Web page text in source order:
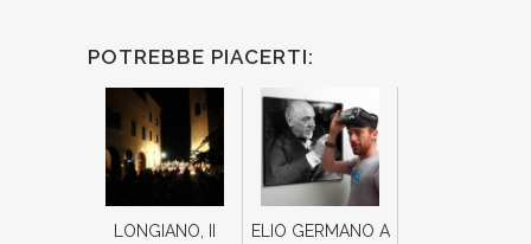
POTREBBE PIACERTI:
LONGIANO, II
ELIO GERMANO A